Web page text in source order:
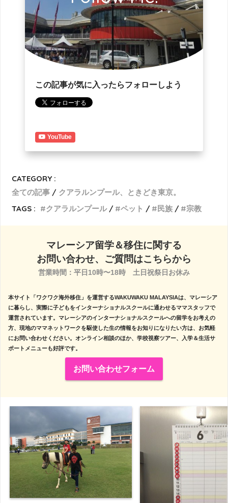
この記事が気に入ったらフォローしよう
YouTube
CATEGORY :
全ての記事
クアラルンプール、ときどき東京。
TAGS :
クアラルンプール ペット 民族 宗教
マレーシア留学＆移住に関する
お問い合わせ、ご質問はこちらから
営業時間：平日10時〜18時　土日祝祭日お休み
本サイト「ワクワク海外移住」を運営するWAKUWAKU MALAYSIAは、マレーシア
に暮らし、実際に子どもをインターナショナルスクールに通わせるママスタッフで
運営されています。マレーシアのインターナショナルスクールへの留学をお考えの
方、現地のママネットワークを駆使した生の情報をお知りになりたい方は、お気軽
にお問い合わせください。オンライン相談のほか、学校視察ツアー、入学＆生活サ
ポートメニューも好評です。
お問い合わせフォーム